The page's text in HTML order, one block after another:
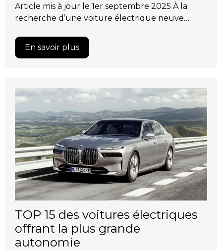
Article mis à jour le 1er septembre 2025 À la
recherche d’une voiture électrique neuve…
En savoir plus
TOP 15 des voitures électriques
offrant la plus grande
autonomie